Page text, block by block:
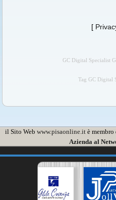
[
GC Digital Specialist
Tag GC Digital
il Sito Web www.pisaonline.itè membro
Azienda al